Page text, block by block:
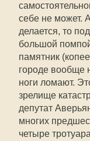
себе не может.
делается, то
большой
памятник
городе вообще
ноги ломают.
зрелище
депутат
многих
четыре